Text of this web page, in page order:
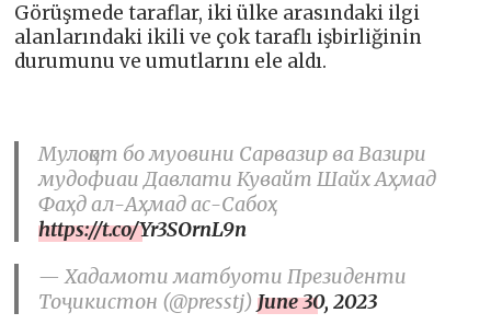
Görüşmede taraflar, iki ülke arasındaki ilgi
alanlarındaki ikili ve çok taraflı işbirliğinin
durumunu ve umutlarını ele aldı.
Мулоқот бо муовини Сарвазир ва Вазири
мудофиаи Давлати Кувайт Шайх Аҳмад
Фаҳд ал-Аҳмад ас-Сабоҳ
https://t.co/Yr3SOrnL9n
— Хадамоти матбуоти Президенти
Тоҷикистон (@presstj)June 30, 2023